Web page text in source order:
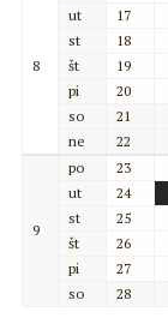
8
ut
17
st
18
št
19
pi
20
so
21
ne
22
9
po
23
ut
24
st
25
št
26
pi
27
so
28